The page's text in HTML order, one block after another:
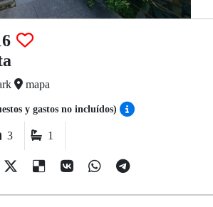
mapa
y gastos no incluídos)
3 1